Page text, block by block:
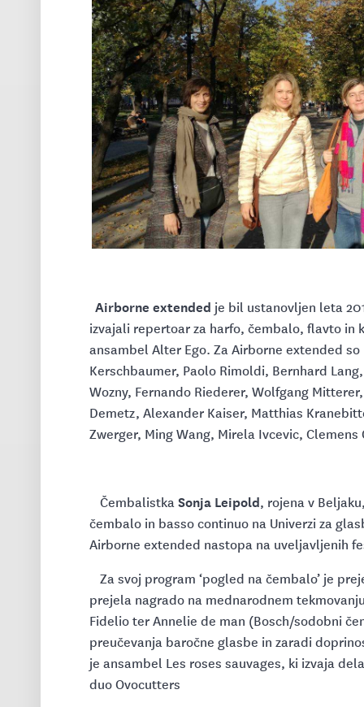
Airborne extended je bil ustanovljen leta
izvajali repertoar za harfo, čembalo, flavto
ansambel Alter Ego. Za Airborne extended
Kerschbaumer, Paolo Rimoldi, Bernhard
Wozny, Fernando Riederer, Wolfgang
Demetz, Alexander Kaiser, Matthias
Zwerger, Ming Wang, Mirela Ivcevic,
ČembalistkaSonja Leipold, rojena v
čembalo in basso continuo na Univerzi za
Airborne extended nastopa na uveljavljenih
Za svoj program ‘pogled na čembalo’ je
prejela nagrado na mednarodnem
Fidelio ter Annelie de man (Bosch/sodobni
preučevanja baročne glasbe in zaradi
je ansambel Les roses sauvages, ki izvaja
duo Ovocutters